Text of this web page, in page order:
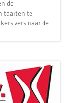
de
taarten te
vers naar de